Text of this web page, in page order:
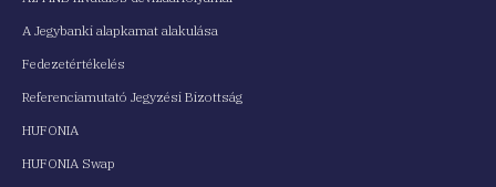
A Jegybanki alapkamat alakulása
Fedezetértékelés
Referenciamutató Jegyzési Bizottság
HUFONIA
HUFONIA Swap